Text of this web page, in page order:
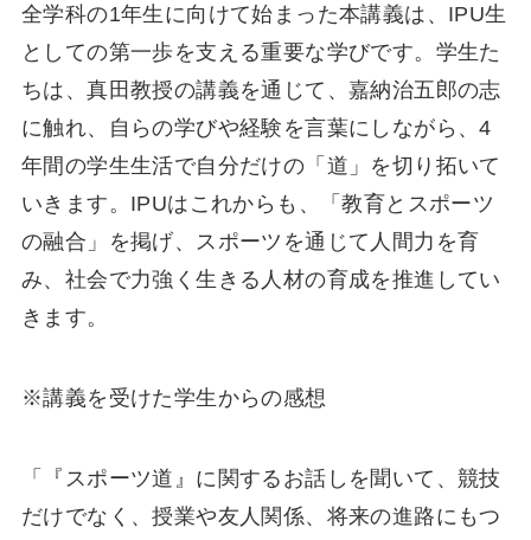
全学科の1年生に向けて始まった本講義は、IPU生
としての第一歩を支える重要な学びです。学生た
ちは、真田教授の講義を通じて、嘉納治五郎の志
に触れ、自らの学びや経験を言葉にしながら、4
年間の学生生活で自分だけの「道」を切り拓いて
いきます。IPUはこれからも、「教育とスポーツ
の融合」を掲げ、スポーツを通じて人間力を育
み、社会で力強く生きる人材の育成を推進してい
きます。
※講義を受けた学生からの感想
「『スポーツ道』に関するお話しを聞いて、競技
だけでなく、授業や友人関係、将来の進路にもつ